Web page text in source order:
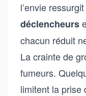
l’envie
déclencheurs
chacun réduit
La crainte de
fumeurs.
limitent la prise